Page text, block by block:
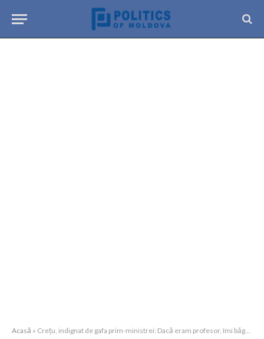
Acasă » Crețu, indignat de gafa prim-ministrei: Dacă eram profesor, îmi băgam piciorul